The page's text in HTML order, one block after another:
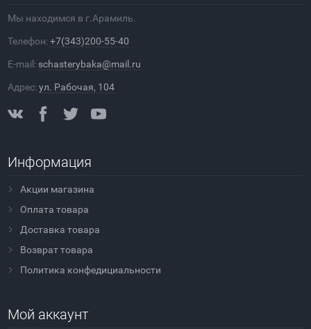
Мы находимся в г.Арамиль.
Телефон:+7(343)200-55-40
E-mail: schasterybaka@mail.ru
Адрес:ул. Рабочая, 104
Информация
Акции магазина
Оплата товара
Доставка товара
Возврат товара
Политика конфедициальности
Мой аккаунт